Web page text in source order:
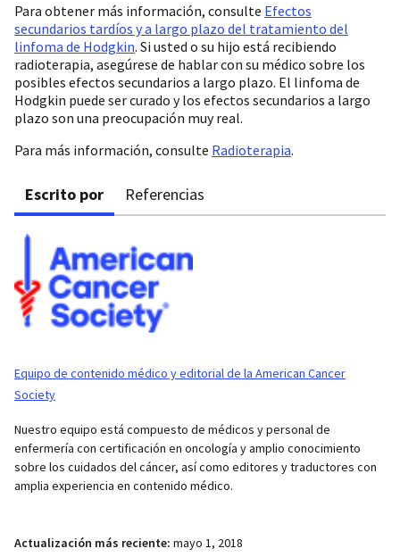
Para obtener más información, consulte Efectos
secundarios tardíos y a largo plazo del tratamiento del
linfoma de Hodgkin. Si usted o su hijo está recibiendo
radioterapia, asegúrese de hablar con su médico sobre los
posibles efectos secundarios a largo plazo. El linfoma de
Hodgkin puede ser curado y los efectos secundarios a largo
plazo son una preocupación muy real.
Para más información, consulte Radioterapia.
Escrito por Referencias
Equipo de contenido médico y editorial de la American Cancer
Society
Nuestro equipo está compuesto de médicos y personal de
enfermería con certificación en oncología y amplio conocimiento
sobre los cuidados del cáncer, así como editores y traductores con
amplia experiencia en contenido médico.
Actualización más reciente: mayo 1, 2018